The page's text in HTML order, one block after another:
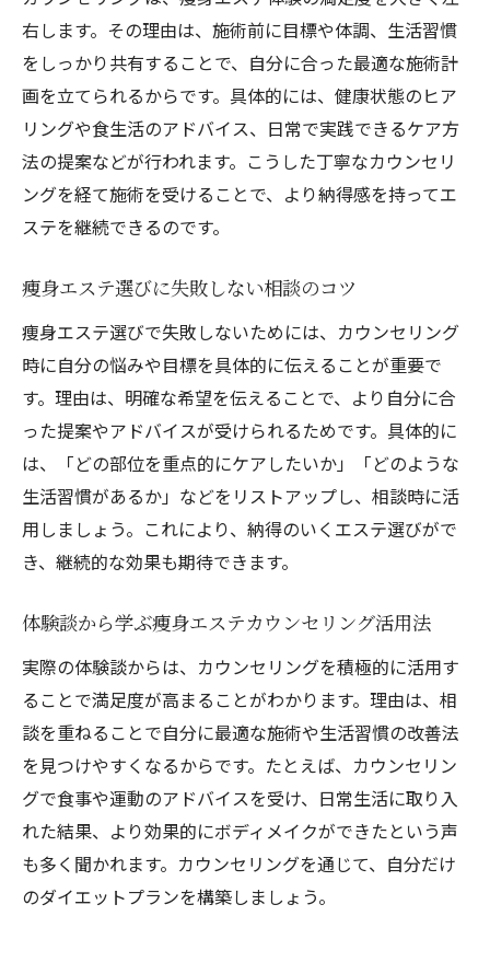
右します。その理由は、施術前に目標や体調、生活習慣
をしっかり共有することで、自分に合った最適な施術計
画を立てられるからです。具体的には、健康状態のヒア
リングや食生活のアドバイス、日常で実践できるケア方
法の提案などが行われます。こうした丁寧なカウンセリ
ングを経て施術を受けることで、より納得感を持ってエ
ステを継続できるのです。
痩身エステ選びに失敗しない相談のコツ
痩身エステ選びで失敗しないためには、カウンセリング
時に自分の悩みや目標を具体的に伝えることが重要で
す。理由は、明確な希望を伝えることで、より自分に合
った提案やアドバイスが受けられるためです。具体的に
は、「どの部位を重点的にケアしたいか」「どのような
生活習慣があるか」などをリストアップし、相談時に活
用しましょう。これにより、納得のいくエステ選びがで
き、継続的な効果も期待できます。
体験談から学ぶ痩身エステカウンセリング活用法
実際の体験談からは、カウンセリングを積極的に活用す
ることで満足度が高まることがわかります。理由は、相
談を重ねることで自分に最適な施術や生活習慣の改善法
を見つけやすくなるからです。たとえば、カウンセリン
グで食事や運動のアドバイスを受け、日常生活に取り入
れた結果、より効果的にボディメイクができたという声
も多く聞かれます。カウンセリングを通じて、自分だけ
のダイエットプランを構築しましょう。